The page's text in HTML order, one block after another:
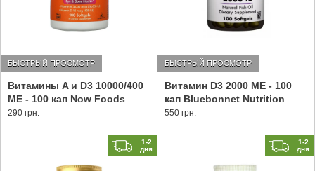
Витамины A и D3 10000/400
МЕ - 100 кап Now Foods
БЫСТРЫЙ ПРОСМОТР
290 грн.
Витамин D3 2000 МЕ - 100
кап Bluebonnet Nutrition
БЫСТРЫЙ ПРОСМОТР
550 грн.
1-2
дня
1-2
дня